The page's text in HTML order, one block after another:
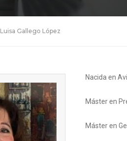
Luisa Gallego López
Nacida en
Máster en
Máster en